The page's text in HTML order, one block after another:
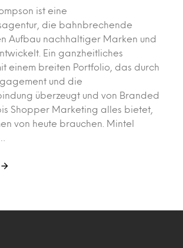
ist eine
die bahnbrechende
Aufbau nachhaltiger Marken und
Ein ganzheitliches
einem breiten Portfolio, das durch
und die
überzeugt und von Branded
Shopper Marketing alles bietet,
von heute brauchen. Mintel